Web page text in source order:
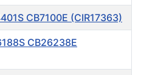
CB7100E (CIR17363)
CB26238E